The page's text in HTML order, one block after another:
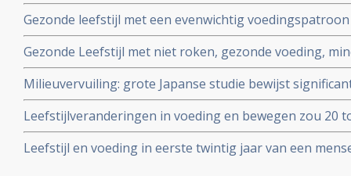
WCRF-n
Gezonde leefstijl met een evenwichtig
vroegtijdig overlijden aan kanker met 20 procent,
met 34 procent
Gezonde Leefstijl met niet roken, gezonde voeding,
infecties en meer bewegen kan overlijden aan kanker
blijkt uit groot Australisch bevolkingsonderzoek.
Milieuvervuiling: grote Japanse studie bewijst
van ernstige ziektes zoals kanker door fijn stof. RIVM
emissie in onze gezondheid
Leefstijlveranderingen in voeding en bewegen zou 20
vormen van kanker en overlijden daaraan kunnen
70 procent.
Leefstijl en voeding in eerste twintig jaar van een